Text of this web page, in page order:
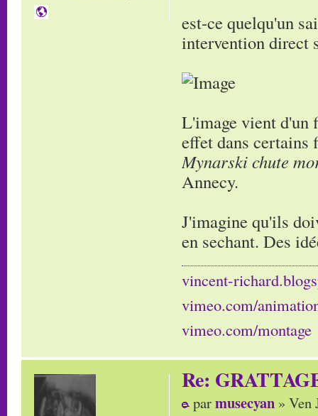
est-ce quelqu'un
intervention direct
L'image vient
effet dans
Mynarski chute
Annecy.
J'imagine qu'ils
en sechant. Des
vincent-
vimeo.com/
vimeo.com/montage
Re:
parmusecyan » Ven